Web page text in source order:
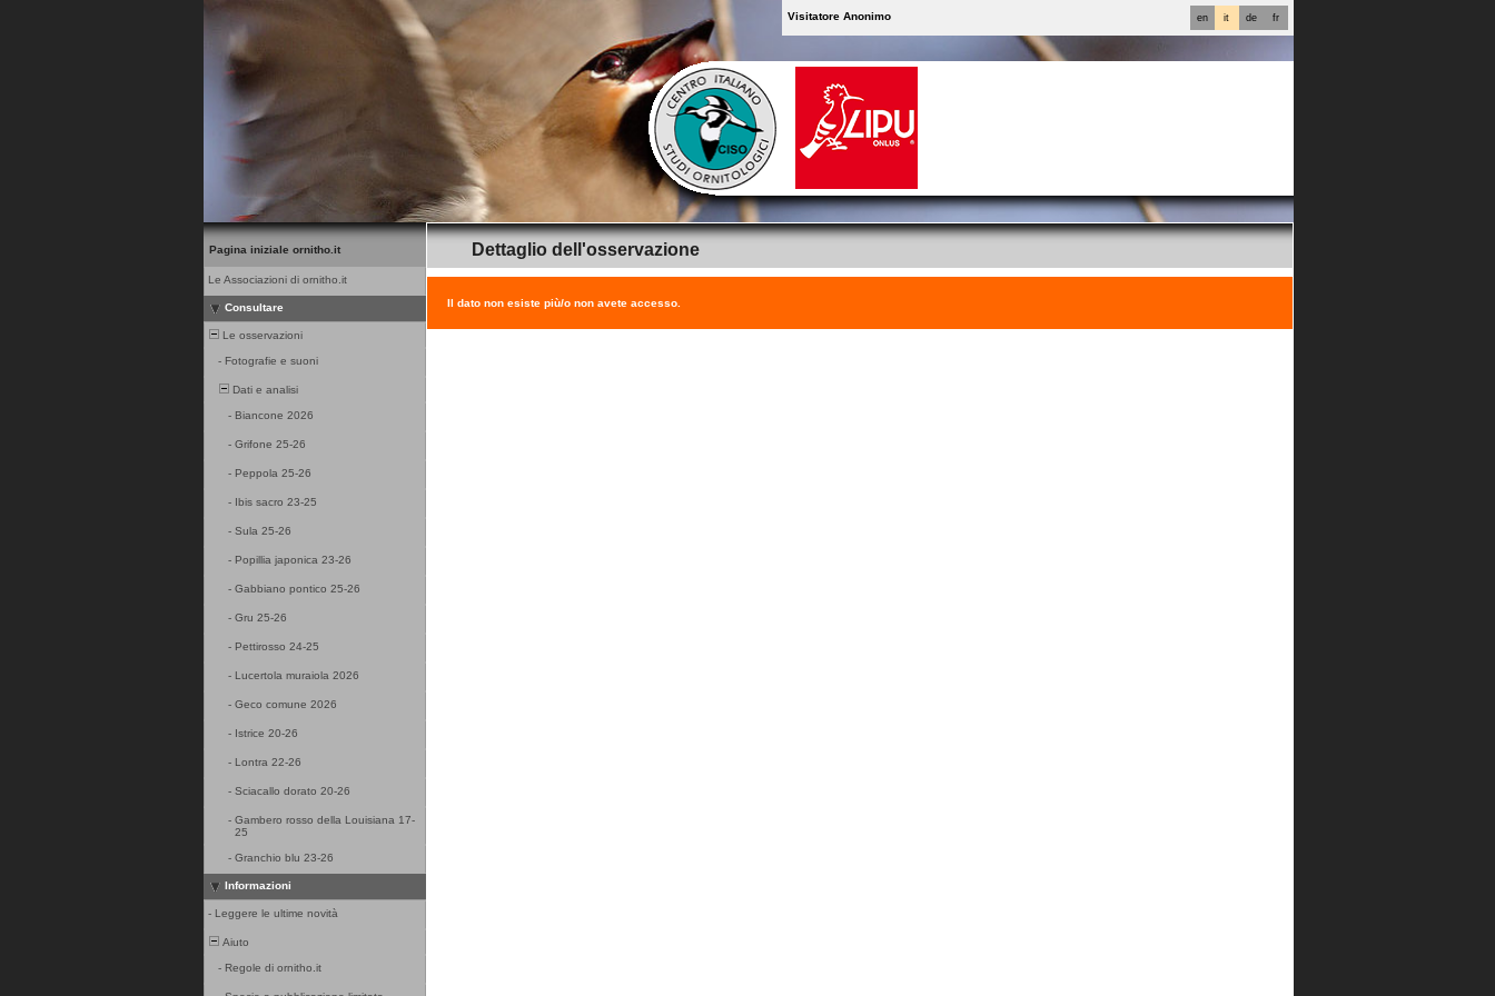
fr
de
it
en
Visitatore Anonimo
Pagina iniziale ornitho.it
Le Associazioni di ornitho.it
Consultare
Le osservazioni
- Fotografie e suoni
Dati e analisi
- Biancone 2026
- Grifone 25-26
- Peppola 25-26
- Ibis sacro 23-25
- Sula 25-26
- Popillia japonica 23-26
- Gabbiano pontico 25-26
- Gru 25-26
- Pettirosso 24-25
- Lucertola muraiola 2026
- Geco comune 2026
- Istrice 20-26
- Lontra 22-26
- Sciacallo dorato 20-26
- Gambero rosso della Louisiana 17-
25
- Granchio blu 23-26
Informazioni
- Leggere le ultime novità
Aiuto
- Regole di ornitho.it
Dettaglio dell'osservazione
Il dato non esiste più/o non avete accesso.